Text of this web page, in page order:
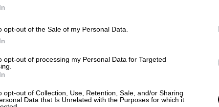
opt-out of the Sale of my Personal Data.
opt-out of processing my Personal Data for Targeted
opt-out of Collection, Use, Retention, Sale, and/or Sharing
Data that Is Unrelated with the Purposes for which it
δεν έχεις συνειδητοποιήσει ακόμα το
ώρες ή 35 ημέρες και 17 ώρες. Γεγονός
φιλμ όλων των εποχών.